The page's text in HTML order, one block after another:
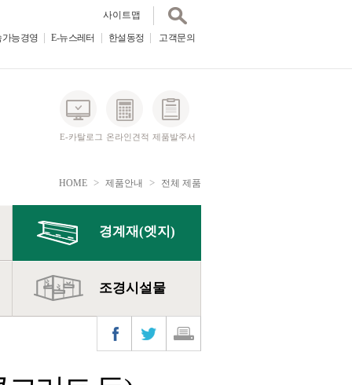
E-뉴스레터 한설동정
사이트맵
가능경영 E-뉴스레터 한설동정 고객문의
E-카탈로그 온라인견적 제품발주서
HOME > 제품안내 > 전체 제품
경계재(엣지)
조경시설물